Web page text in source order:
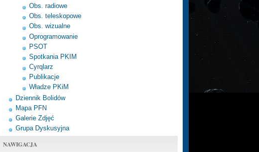
Obs. radiowe
Obs. teleskopowe
Obs. wizualne
Oprogramowanie
PSOT
Spotkania PKIM
Cyrqlarz
Publikacje
Władze PKiM
Dziennik Bolidów
Mapa PFN
Galerie Zdjęć
Grupa Dyskusyjna
NAWIGACJA